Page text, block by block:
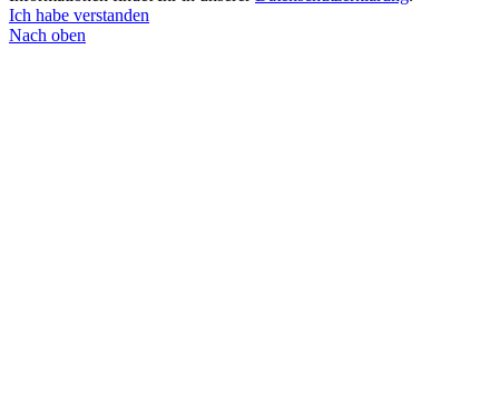
Ich habe verstanden
Nach oben